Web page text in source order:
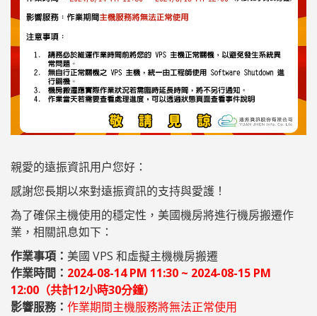
親愛的遠振資訊用户您好：
感謝您長期以來對遠振資訊的支持與愛護！
為了確保主機使用的穩定性，美國機房將進行機房搬遷作
業，相關訊息如下：
作業事項： 美國 VPS 和虛擬主機機房搬遷
作業時間： 2024-08-14 PM 11:30 ~ 2024-08-15 PM
12:00（共計12小時30分鐘）
影響服務： 作業期間主機服務將無法正常使用